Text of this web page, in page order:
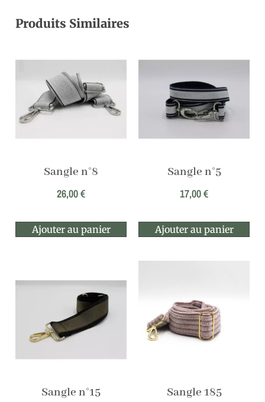
Produits Similaires
Sangle n°8
26,00€
Ajouter au panier
Sangle n°5
17,00€
Ajouter au panier
Sangle n°15
Sangle 185